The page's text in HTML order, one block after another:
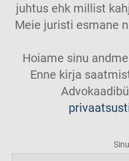
juhtus ehk millist
Meie juristi esmane
Hoiame sinu
Enne kirja